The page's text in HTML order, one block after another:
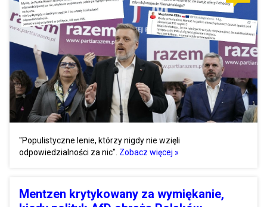
"Populistyczne lenie, którzy nigdy nie wzięli
odpowiedzialności za nic". Zobacz więcej »
Mentzen krytykowany za wymiękanie,